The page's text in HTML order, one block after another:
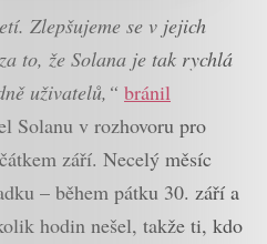
Zlepšujeme se v jejich
to, že Solana je tak rychlá
uživatelů,“ bránil
Solanu v rozhovoru pro
září. Necelý měsíc
– během pátku 30. září a
hodin nešel, takže ti, kdo